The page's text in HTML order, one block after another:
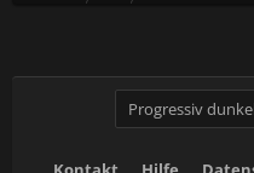
Progressiv